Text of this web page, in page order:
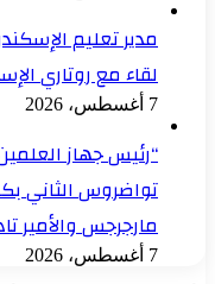
مدير تعليم
لقاء مع روتاري
7 أغسطس، 2026
“رئيس جهاز
تواضروس الثاني
مارجرجس والأمير
7 أغسطس، 2026